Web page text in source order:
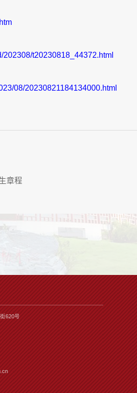
202308/t20230818_44372.html
08/20230821184134000.html
章程
620号